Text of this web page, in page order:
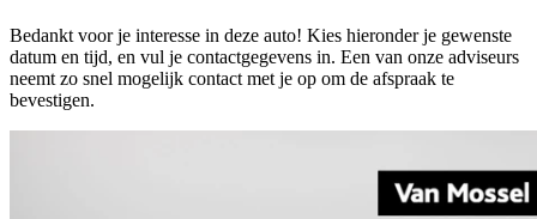
Bedankt voor je interesse in deze auto! Kies hieronder je gewenste
datum en tijd, en vul je contactgegevens in. Een van onze adviseurs
neemt zo snel mogelijk contact met je op om de afspraak te
bevestigen.